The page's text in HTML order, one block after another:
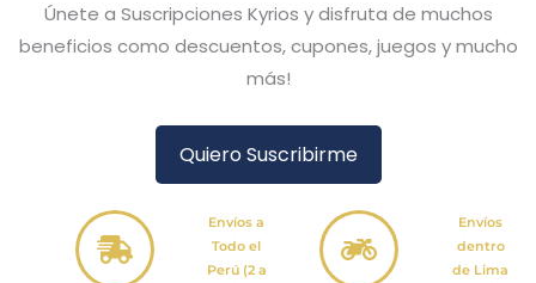
Únete a Suscripciones Kyrios y disfruta de muchos
beneficios como descuentos, cupones, juegos y mucho
más!
Quiero Suscribirme
Envíos a
Todo el
Perú (2 a
Envíos
dentro
de Lima